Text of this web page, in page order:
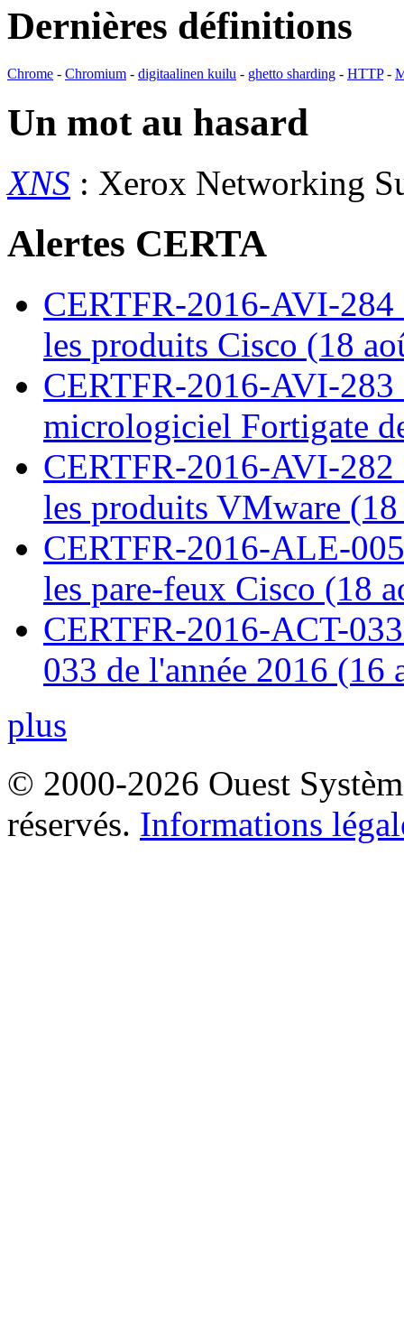
Dernières définitions
Chrome - Chromium - digitaalinen kuilu - ghetto sharding - HTTP-
Un mot au hasard
XNS : Xerox Networking
Alertes CERTA
CERTFR-2016-AVI-
les produits Cisco (18
CERTFR-2016-AVI-
micrologiciel Fortigate
CERTFR-2016-AVI-
les produits VMware
CERTFR-2016-ALE-
les pare-feux Cisco (18
CERTFR-2016-ACT-
033 de l'année 2016 (16
plus
© 2000-2026 Ouest
réservés. Informations